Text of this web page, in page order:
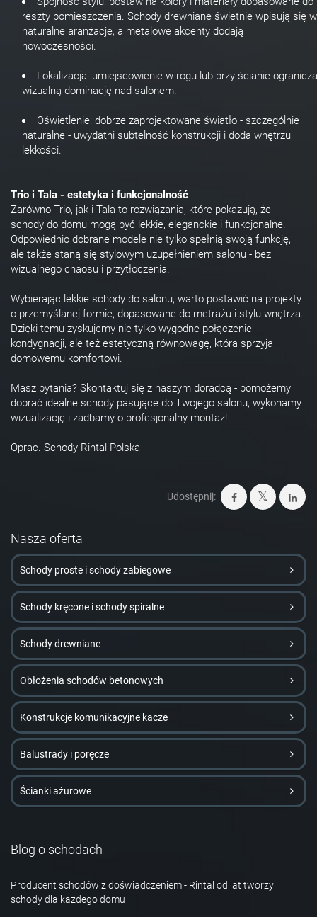
reszty pomieszczenia. Schody drewniane świetnie wpisują się w
naturalne aranżacje, a metalowe akcenty dodają
nowoczesności.
Lokalizacja: umiejscowienie w rogu lub przy ścianie ogranicza
wizualną dominację nad salonem.
Oświetlenie: dobrze zaprojektowane światło - szczególnie
naturalne - uwydatni subtelność konstrukcji i doda wnętrzu
lekkości.
Trio i Tala - estetyka i funkcjonalność
Zarówno Trio, jak i Tala to rozwiązania, które pokazują, że
schody do domu mogą być lekkie, eleganckie i funkcjonalne.
Odpowiednio dobrane modele nie tylko spełnią swoją funkcję,
ale także staną się stylowym uzupełnieniem salonu - bez
wizualnego chaosu i przytłoczenia.
Wybierając lekkie schody do salonu, warto postawić na projekty
o przemyślanej formie, dopasowane do metrażu i stylu wnętrza.
Dzięki temu zyskujemy nie tylko wygodne połączenie
kondygnacji, ale też estetyczną równowagę, która sprzyja
domowemu komfortowi.
Masz pytania? Skontaktuj się z naszym doradcą - pomożemy
dobrać idealne schody pasujące do Twojego salonu, wykonamy
wizualizację i zadbamy o profesjonalny montaż!
Oprac. Schody Rintal Polska
Udostępnij:
Nasza oferta
Schody proste i schody zabiegowe
Schody kręcone i schody spiralne
Schody drewniane
Obłożenia schodów betonowych
Konstrukcje komunikacyjne kacze
Balustrady i poręcze
Ścianki ażurowe
Blog o schodach
Producent schodów z doświadczeniem - Rintal od lat tworzy
schody dla każdego domu